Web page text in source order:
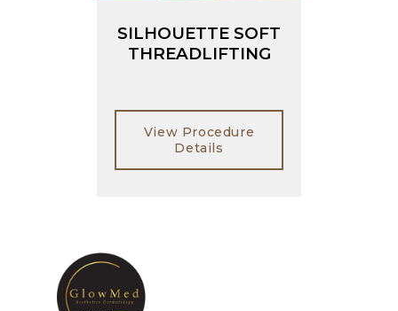
SILHOUETTE SOFT
THREADLIFTING
View Procedure
Details